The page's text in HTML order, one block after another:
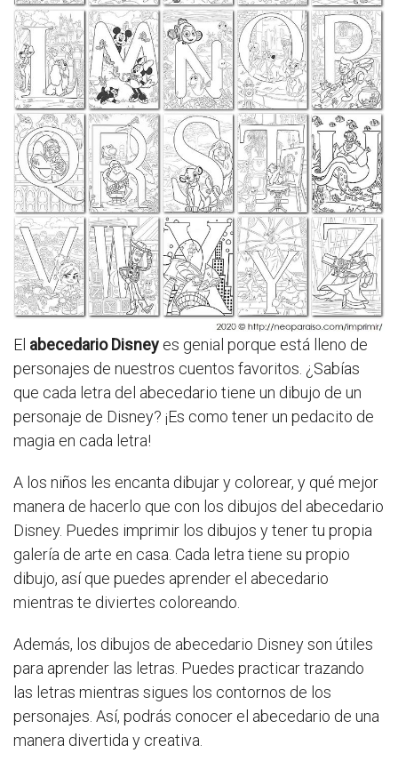
El abecedario Disney es genial porque está lleno de
personajes de nuestros cuentos favoritos. ¿Sabías
que cada letra del abecedario tiene un dibujo de un
personaje de Disney? ¡Es como tener un pedacito de
magia en cada letra!
A los niños les encanta dibujar y colorear, y qué mejor
manera de hacerlo que con los dibujos del abecedario
Disney. Puedes imprimir los dibujos y tener tu propia
galería de arte en casa. Cada letra tiene su propio
dibujo, así que puedes aprender el abecedario
mientras te diviertes coloreando.
Además, los dibujos de abecedario Disney son útiles
para aprender las letras. Puedes practicar trazando
las letras mientras sigues los contornos de los
personajes. Así, podrás conocer el abecedario de una
manera divertida y creativa.